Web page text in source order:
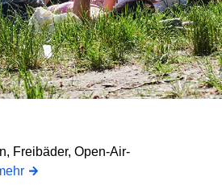
Freibäder, Open-Air-